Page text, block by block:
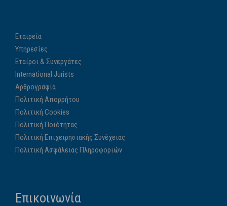
Εταιρεία
Υπηρεσίες
Εταίροι & Συνεργάτες
International Jurists
Αρθρογραφία
Πολιτική Απορρήτου
Πολιτική Cookies
Πολιτική Ποιότητας
Πολιτική Επιχειρησιακής Συνέχειας
Πολιτική Ασφάλειας Πληροφοριών
Επικοινωνία